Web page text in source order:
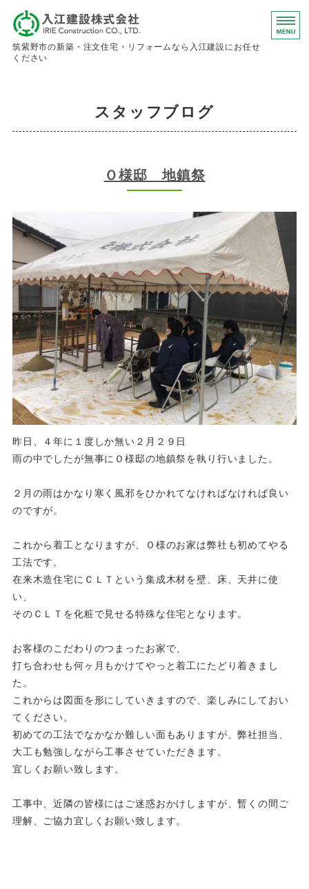
入江建設株
筑紫野市の新築・注文住宅・リフォームなら入江建設にお任せ
ください
スタッフブログ
Ｏ様邸 地鎮祭
昨日、４年に１度しか無い２月２９日
雨の中でしたが無事にＯ様邸の地鎮祭を執り行いました。
２月の雨はかなり寒く風邪をひかれてなければなければ良い
のですが。
これから着工となりますが、Ｏ様のお家は弊社も初めてやる
工法です。
在来木造住宅にＣＬＴという集成木材を壁、床、天井に使
い、
そのＣＬＴを化粧で見せる特殊な住宅となります。
お客様のこだわりのつまったお家で、
打ち合わせも何ヶ月もかけてやっと着工にたどり着きまし
た。
これからは図面を形にしていきますので、楽しみにしておい
てください。
初めての工法でなかなか難しい面もありますが、弊社担当、
大工も勉強しながら工事させていただきます。
宜しくお願い致します。
工事中、近隣の皆様にはご迷惑おかけしますが、暫くの間ご
理解、ご協力宜しくお願い致します。